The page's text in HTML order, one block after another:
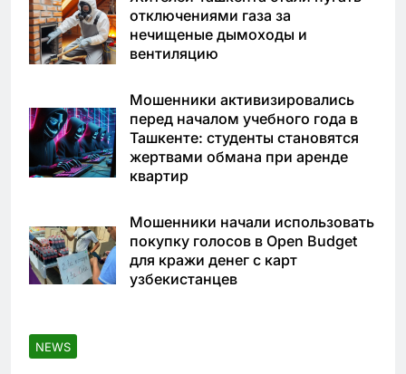
отключениями газа за
нечищеные дымоходы и
вентиляцию
Мошенники активизировались
перед началом учебного года в
Ташкенте: студенты становятся
жертвами обмана при аренде
квартир
Мошенники начали использовать
покупку голосов в Open Budget
для кражи денег с карт
узбекистанцев
NEWS